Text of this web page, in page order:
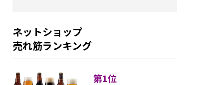
ネットショップ
売れ筋ランキング
第1位